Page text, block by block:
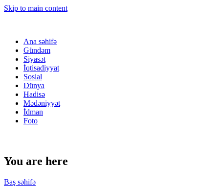
Skip to main content
Ana səhifə
Gündəm
Siyasət
İqtisadiyyat
Sosial
Dünya
Hadisə
Mədəniyyət
İdman
Foto
You are here
Baş səhifə